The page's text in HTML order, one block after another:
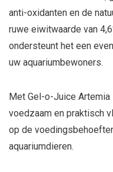
anti-oxidanten en de
ruwe eiwitwaarde van
ondersteunt het een
uw aquariumbewoners.
Met Gel-o-Juice
voedzaam en praktisch
op de
aquariumdieren.